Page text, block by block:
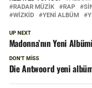
RADAR MÜZIK
RAP
WIZKID
YENI ALBÜM
UP NEXT
Madonna’nın Yeni
DON'T MISS
Die Antwoord yeni